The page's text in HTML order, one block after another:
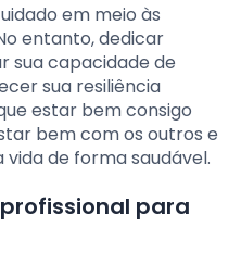
em meio às
entanto, dedicar
sua capacidade de
sua resiliência
estar bem consigo
bem com os outros e
de forma saudável.
para